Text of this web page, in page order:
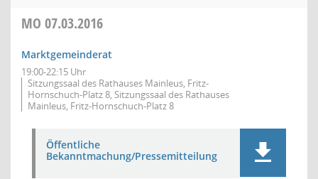
MO 07.03.2016
Marktgemeinderat
19:00-22:15 Uhr
Sitzungssaal des Rathauses Mainleus, Fritz-
Hornschuch-Platz 8, Sitzungssaal des Rathauses
Mainleus, Fritz-Hornschuch-Platz 8
Öffentliche
Bekanntmachung/Pressemitteilung